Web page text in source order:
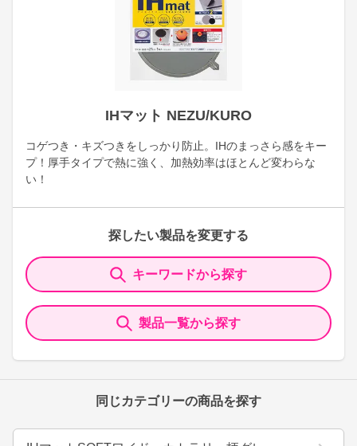
IHマット NEZU/KURO
コゲつき・キズつきをしっかり防止。IHのまっさら感をキー
プ！厚手タイプで熱に強く、加熱効率はほとんど変わらな
い！
探したい製品を変更する
キーワードから探す
製品一覧から探す
同じカテゴリーの商品を探す